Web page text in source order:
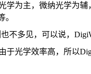
学为主，微纳光学为
。
不多见，可以说，
于光学效率高，所以